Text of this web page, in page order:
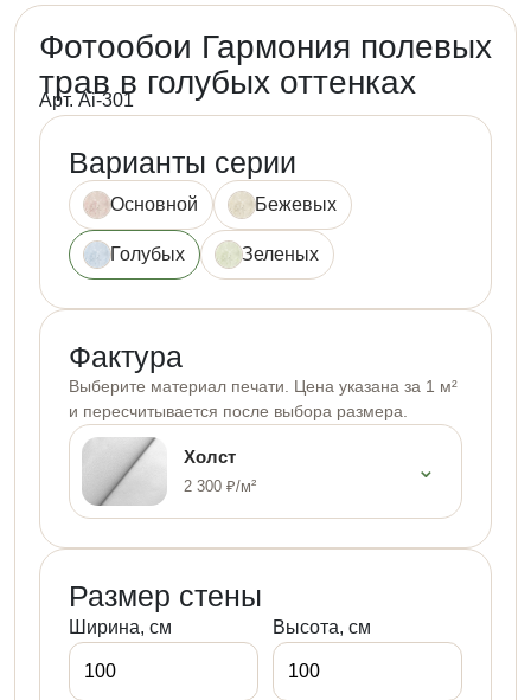
Фотообои Гармония полевых
трав в голубых оттенках
Арт. Ai-301
Варианты серии
Основной Бежевых
Голубых Зеленых
Фактура
Выберите материал печати. Цена указана за 1 м²
и пересчитывается после выбора размера.
Холст
2 300 ₽/м²
⌄
Размер стены
Ширина, см Высота, см